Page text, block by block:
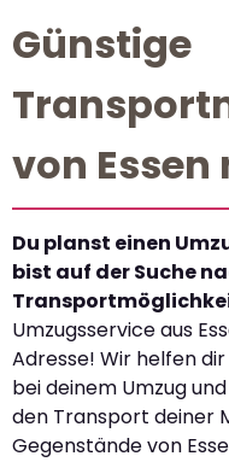
Günstige
von
Du planst einen
bist auf der Suche
Umzugsservice aus
Adresse! Wir helfen
bei deinem Umzug
den Transport deiner
Gegenstände von